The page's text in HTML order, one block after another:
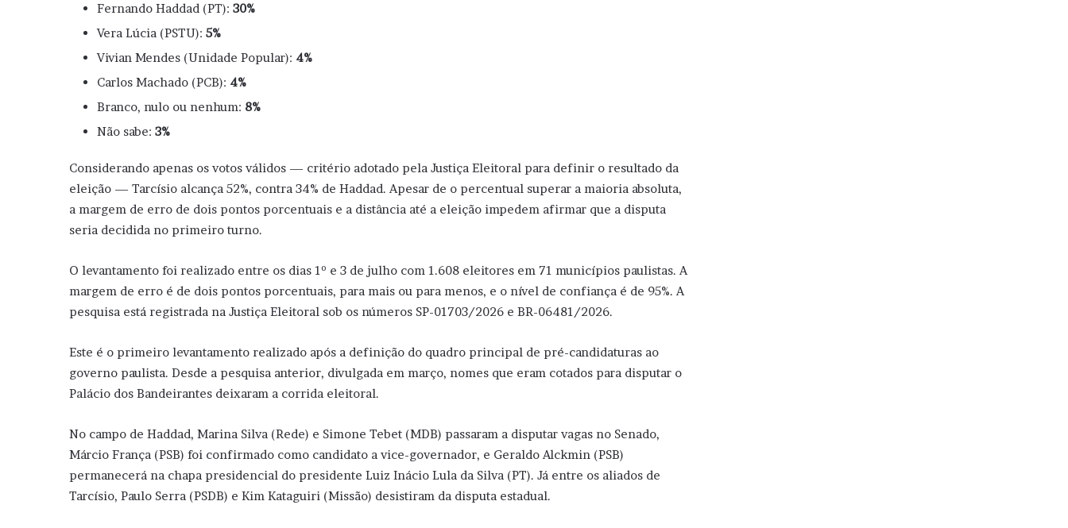
Fernando Haddad (PT): 30%
Vera Lúcia (PSTU): 5%
Vivian Mendes (Unidade Popular): 4%
Carlos Machado (PCB): 4%
Branco, nulo ou nenhum: 8%
Não sabe: 3%
Considerando apenas os votos válidos — critério adotado pela Justiça Eleitoral para definir o resultado da
eleição — Tarcísio alcança 52%, contra 34% de Haddad. Apesar de o percentual superar a maioria absoluta,
a margem de erro de dois pontos porcentuais e a distância até a eleição impedem afirmar que a disputa
seria decidida no primeiro turno.
O levantamento foi realizado entre os dias 1º e 3 de julho com 1.608 eleitores em 71 municípios paulistas. A
margem de erro é de dois pontos porcentuais, para mais ou para menos, e o nível de confiança é de 95%. A
pesquisa está registrada na Justiça Eleitoral sob os números SP-01703/2026 e BR-06481/2026.
Este é o primeiro levantamento realizado após a definição do quadro principal de pré-candidaturas ao
governo paulista. Desde a pesquisa anterior, divulgada em março, nomes que eram cotados para disputar o
Palácio dos Bandeirantes deixaram a corrida eleitoral.
No campo de Haddad, Marina Silva (Rede) e Simone Tebet (MDB) passaram a disputar vagas no Senado,
Márcio França (PSB) foi confirmado como candidato a vice-governador, e Geraldo Alckmin (PSB)
permanecerá na chapa presidencial do presidente Luiz Inácio Lula da Silva (PT). Já entre os aliados de
Tarcísio, Paulo Serra (PSDB) e Kim Kataguiri (Missão) desistiram da disputa estadual.